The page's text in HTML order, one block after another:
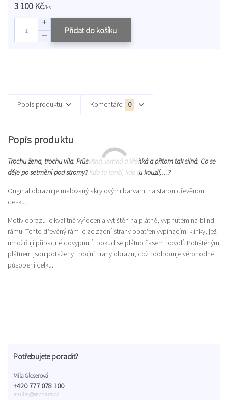
3 100 Kč/ks
Přidat do košíku
Popis produktu Komentáře 0
Popis produktu
Trochu žena, trochu víla. Průsvitná, jemná a křehká a přitom tak silná. Co se
děje po setmění pod stromy? Kdo tu tančí, kdo tu kouzlí,…?
Originál obrazu je malovaný akrylovými barvami na starou dřevěnou
desku.
Motiv obrazu je kvalitně vyfocen a vytištěn na plátně, vypnutém na blind
rámu. Tento dřevěný rám je ze zadní strany opatřen vypínacími klínky, jež
umožňují případné dovypnutí, pokud se plátno časem povolí. Potištěným
plátnem jsou potaženy i boční hrany obrazu, což podporuje věrohodné
působení celku.
Potřebujete poradit?
Míla Gloserová
+420 777 078 100
mulim@seznam.cz